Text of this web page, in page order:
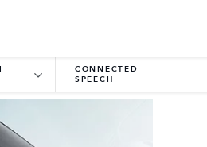
CONNECTED
SPEECH